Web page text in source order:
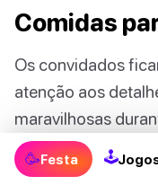
Comidas
Os convidados
atenção aos
maravilhosas
comidas e
personagens mais
🥳Festa 🕹